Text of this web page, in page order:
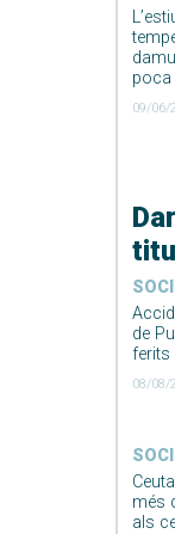
poca
09/06/
de
ferits
08/08/
més
als